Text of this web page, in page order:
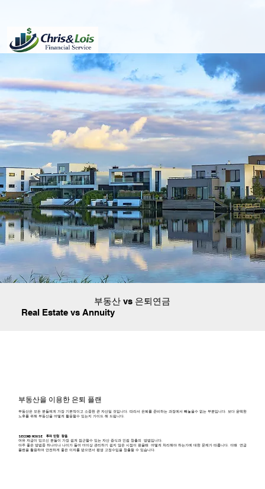
Real Estate vs Annuity
부동산 vs 은퇴연금
부동산을 이용한 은퇴 플랜
부동산은 모든 분들에게 가장 기본적이고 소중한 큰 자산일 것입니다. 따라서 은퇴를 준비하는 과정에서 빼놓을수 없는 부분입니다. 보다 윤택한
노후를 위해 부동산을 어떻게 활용할수 있는지 가이드 해 드립니다.
SECOND HOUSE 투자 인컴 창출
여유 자금이 있으신 분들이 가장 쉽게 접근할수 있는 자산 증식과 인컴 창출의 방법입니다.
아주 좋은 방법중 하나이나 나이가 들어 더이상 관리하기 쉽지 않은 시점이 왔을때 어떻게 처리해야 하는가에 대한 문제가 따릅니다. 이떄 연금
플랜을 활용하여 안전하게 좋은 이자를 받으면서 평생 고정수입을 창출할 수 있습니다.